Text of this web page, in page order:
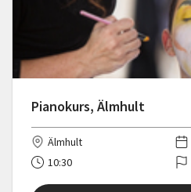
Pianokurs, Älmhult
Älmhult
10:30